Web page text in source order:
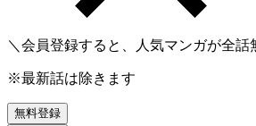
＼会員登録すると、人気マンガが全話
※最新話は除きます
無料登録